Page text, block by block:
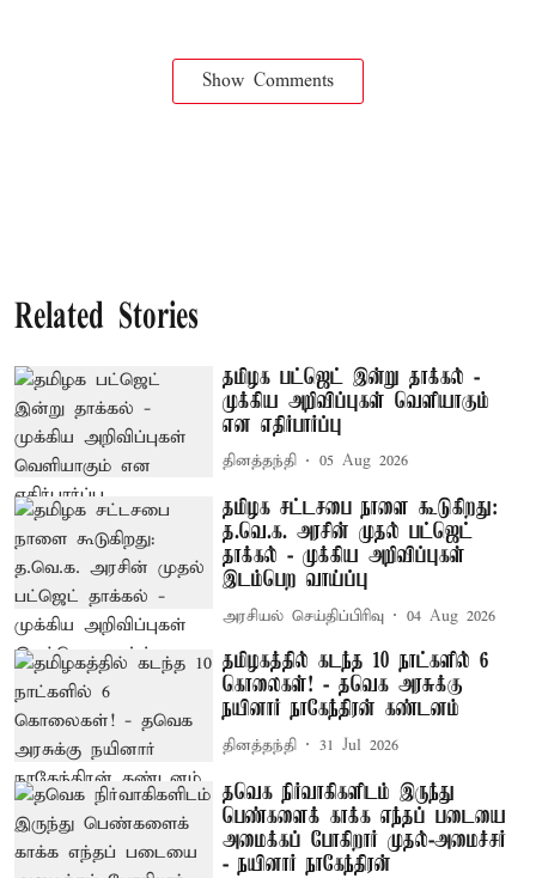
Show Comments
Related Stories
தமிழக பட்ஜெட் இன்று தாக்கல் -
முக்கிய அறிவிப்புகள் வெளியாகும்
என எதிர்பார்ப்பு
தினத்தந்தி 05 Aug 2026
தமிழக சட்டசபை நாளை கூடுகிறது:
த.வெ.க. அரசின் முதல் பட்ஜெட்
தாக்கல் - முக்கிய அறிவிப்புகள்
இடம்பெற வாய்ப்பு
அரசியல் செய்திப்பிரிவு 04 Aug 2026
தமிழகத்தில் கடந்த 10 நாட்களில் 6
கொலைகள்! - தவெக அரசுக்கு
நயினார் நாகேந்திரன் கண்டனம்
தினத்தந்தி 31 Jul 2026
தவெக நிர்வாகிகளிடம் இருந்து
பெண்களைக் காக்க எந்தப் படையை
அமைக்கப் போகிறார் முதல்-அமைச்சர்
- நயினார் நாகேந்திரன்